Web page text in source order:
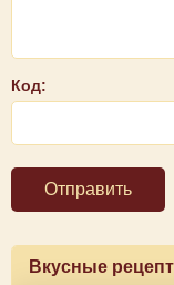
Код:
Отправить
Вкусные